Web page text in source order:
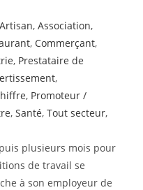
Artisan,Association,
, Commerçant,
, Prestataire de
,
, Promoteur /
,Santé,Tout secteur,
plusieurs mois pour
de travail se
à son employeur de